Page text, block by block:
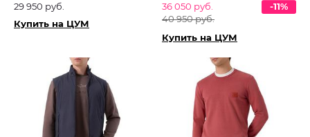
29 950 руб.
Купить на ЦУМ
36 050 руб.
40 950 руб.
-11%
Купить на ЦУМ